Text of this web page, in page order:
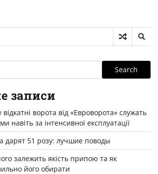
Search
записи
ворота від «Евроворота» служать
навіть за інтенсивної експлуатації
дарят 51 розу: лучшие поводы
залежить якість припою та як
його обирати